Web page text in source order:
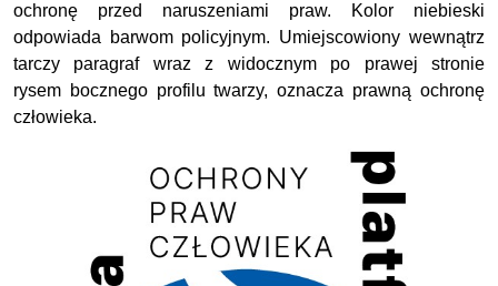
ochronę przed naruszeniami praw. Kolor niebieski
odpowiada barwom policyjnym. Umiejscowiony wewnątrz
tarczy paragraf wraz z widocznym po prawej stronie
rysem bocznego profilu twarzy, oznacza prawną ochronę
człowieka.